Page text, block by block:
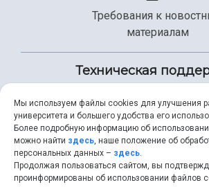
Требования к
материалам
Техническая
+7 (846) 267-49-99
help@ssau.ru
Мы используем файлы cookies для улучшения
университета и большего удобства его
Более подробную информацию об
можно найти здесь, наше положение об
персональных данных – здесь.
Продолжая пользоваться сайтом, вы
проинформированы об использовании файлов